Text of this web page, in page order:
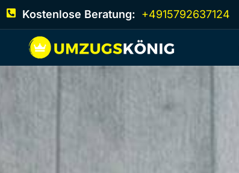
Kostenlose Beratung: +4915792637124